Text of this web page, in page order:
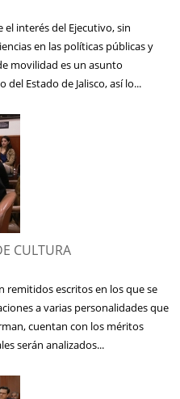
interés del Ejecutivo, sin
en las políticas públicas y
movilidad es un asunto
Estado de Jalisco, así lo...
CULTURA
remitidos escritos en los que se
a varias personalidades que
cuentan con los méritos
serán analizados...